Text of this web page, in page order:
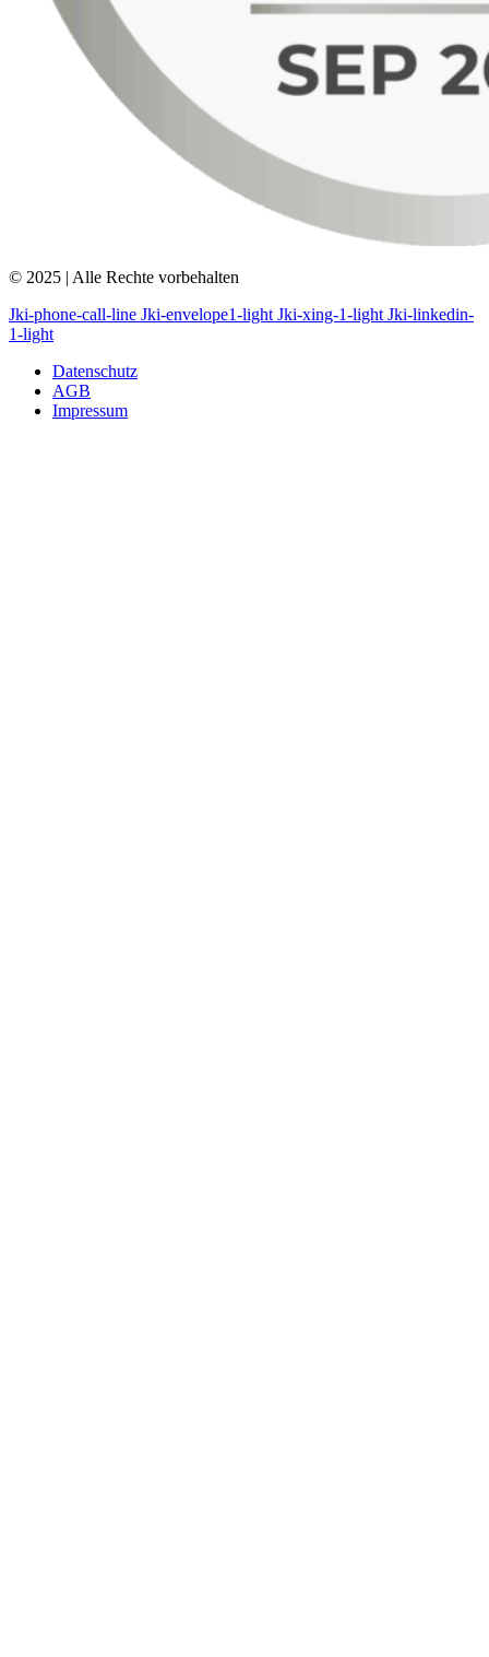
© 2025 | Alle Rechte vorbehalten
Jki-phone-call-line Jki-envelope1-light Jki-xing-1-light Jki-linkedin-
1-light
Datenschutz
AGB
Impressum